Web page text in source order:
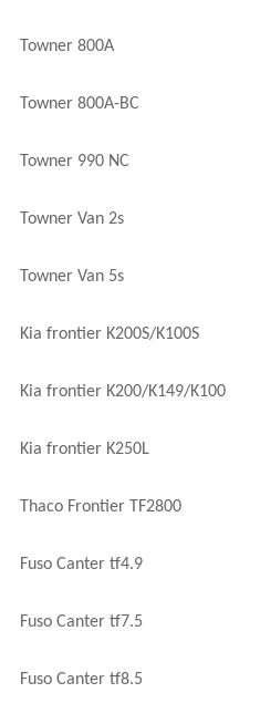
Towner 800A
Towner 800A-BC
Towner 990 NC
Towner Van 2s
Towner Van 5s
Kia frontier K200S/K100S
Kia frontier K200/K149/K100
Kia frontier K250L
Thaco Frontier TF2800
Fuso Canter tf4.9
Fuso Canter tf7.5
Fuso Canter tf8.5